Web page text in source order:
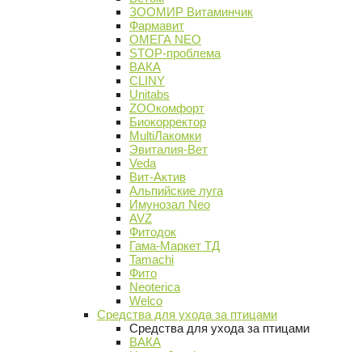
ЗООМИР Витаминчик
Фармавит
ОМЕГА NEO
STOP-проблема
ВАКА
CLINY
Unitabs
ZOOкомфорт
Биокорректор
MultiЛакомки
Эвиталия-Вет
Veda
Вит-Актив
Альпийские луга
Имунозал Neo
AVZ
Фитодок
Гама-Маркет ТД
Tamachi
Фито
Neoterica
Welco
Средства для ухода за птицами
Средства для ухода за птицами
ВАКА